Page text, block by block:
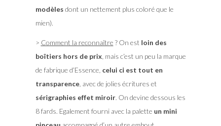
modèles dont un nettement plus coloré que le
mien).
> Comment la reconnaître ? On est loin des
boîtiers hors de prix , mais c’est un peu la marque
de fabrique d’Essence, celui ci est tout en
transparence, avec de jolies écritures et
sérigraphies effet miroir. On devine dessous les
8 fards. Egalement fourni avec la palette un mini